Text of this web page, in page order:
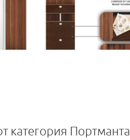
категория Портманта